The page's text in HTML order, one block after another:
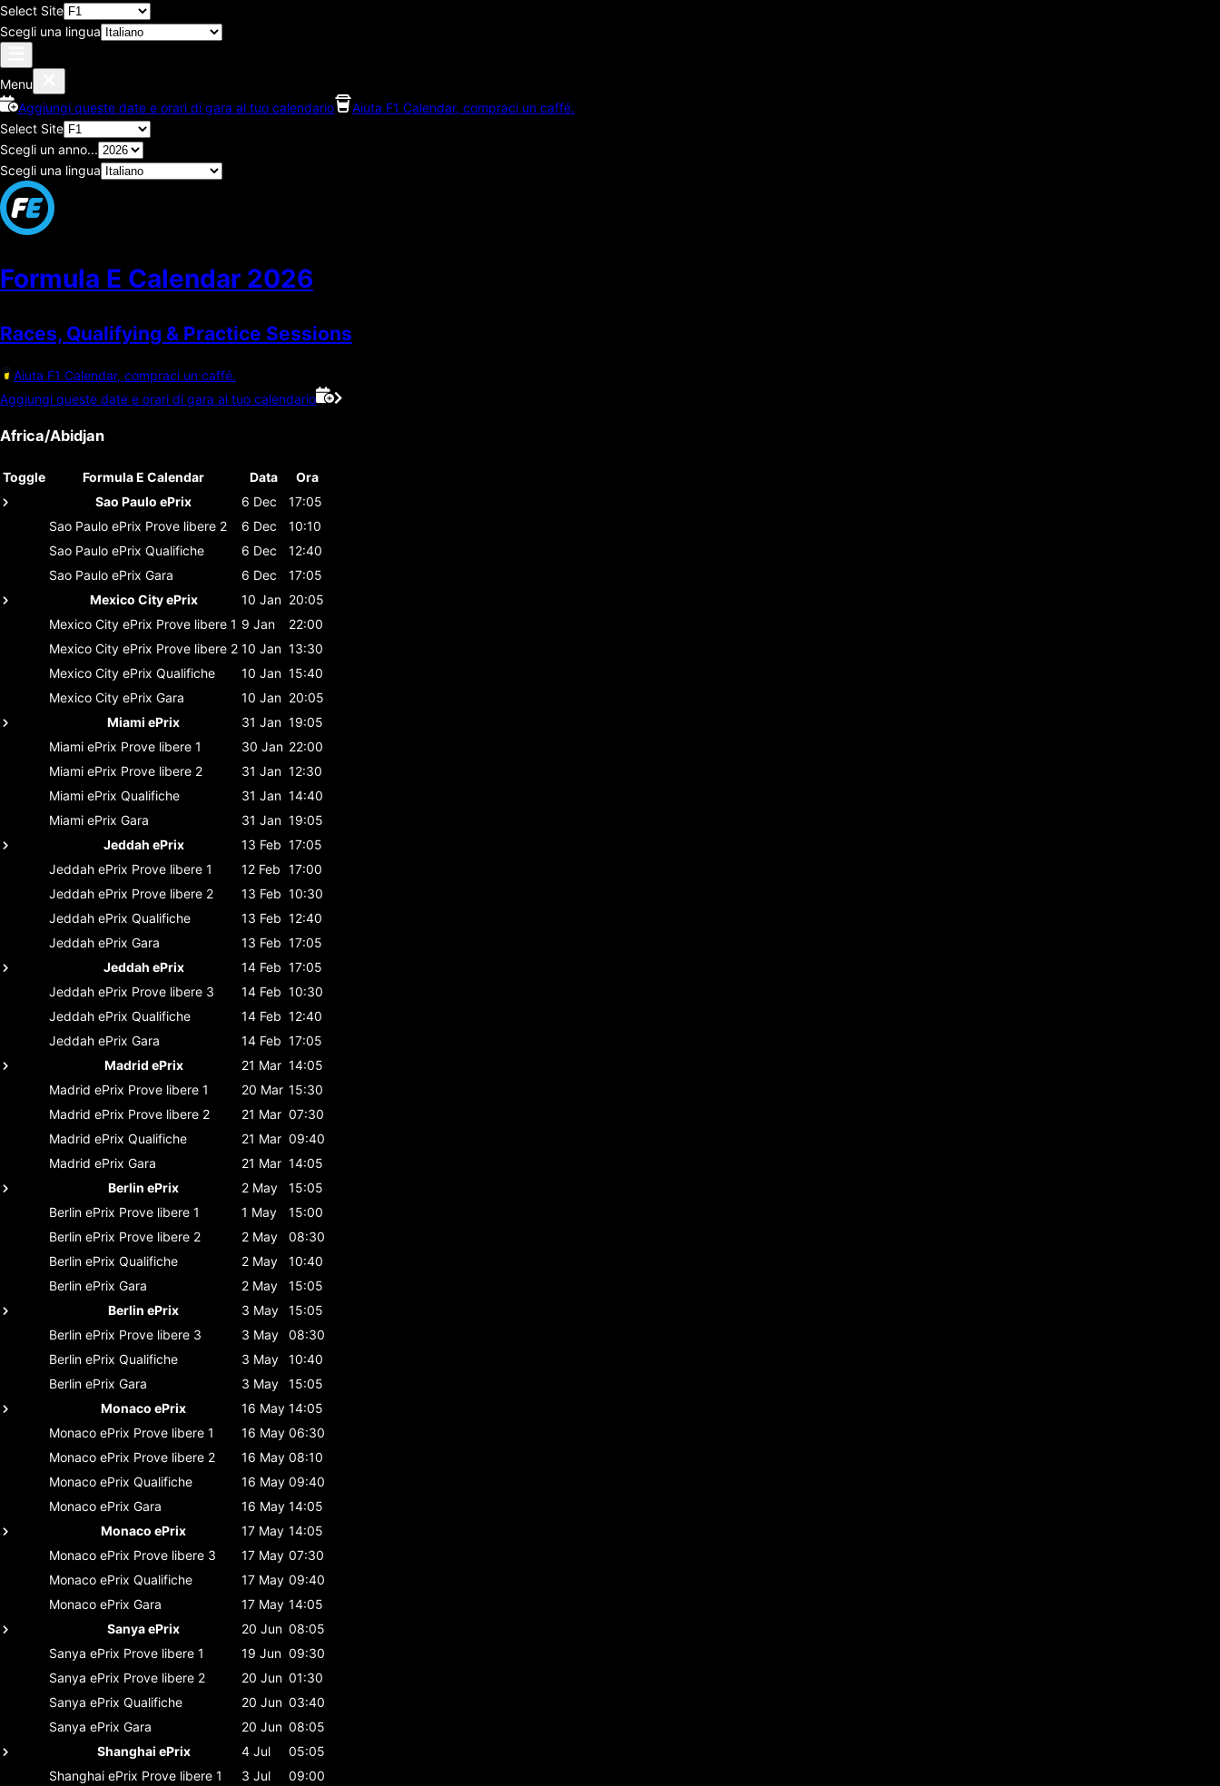
Select Site
Scegli una lingua
Menu
Aggiungi queste date e orari di gara al tuo calendario
Aiuta F1 Calendar, compraci un caffé.
Select Site
Scegli un anno...
Scegli una lingua
Formula E Calendar 2026
Races, Qualifying & Practice Sessions
Aiuta F1 Calendar, compraci un caffé.
Aggiungi queste date e orari di gara al tuo calendario
Africa/Abidjan
Toggle Formula E Calendar Data
Ora
Sao Paulo ePrix
6 Dec
17:05
Sao Paulo ePrix Prove libere 2 6 Dec
10:10
Sao Paulo ePrix Qualifiche 6 Dec
12:40
Sao Paulo ePrix Gara 6 Dec
17:05
Mexico City ePrix
10 Jan 20:05
Mexico City ePrix Prove libere 1 9 Jan
22:00
Mexico City ePrix Prove libere 2 10 Jan 13:30
Mexico City ePrix Qualifiche 10 Jan 15:40
Mexico City ePrix Gara 10 Jan 20:05
Miami ePrix
31 Jan 19:05
Miami ePrix Prove libere 1 30 Jan 22:00
Miami ePrix Prove libere 2 31 Jan 12:30
Miami ePrix Qualifiche 31 Jan 14:40
Miami ePrix Gara 31 Jan 19:05
Jeddah ePrix
13 Feb 17:05
Jeddah ePrix Prove libere 1 12 Feb 17:00
Jeddah ePrix Prove libere 2 13 Feb 10:30
Jeddah ePrix Qualifiche 13 Feb 12:40
Jeddah ePrix Gara 13 Feb 17:05
Jeddah ePrix
14 Feb 17:05
Jeddah ePrix Prove libere 3 14 Feb 10:30
Jeddah ePrix Qualifiche 14 Feb 12:40
Jeddah ePrix Gara 14 Feb 17:05
Madrid ePrix
21 Mar 14:05
Madrid ePrix Prove libere 1 20 Mar 15:30
Madrid ePrix Prove libere 2 21 Mar 07:30
Madrid ePrix Qualifiche 21 Mar 09:40
Madrid ePrix Gara 21 Mar 14:05
Berlin ePrix
2 May
15:05
Berlin ePrix Prove libere 1 1 May
15:00
Berlin ePrix Prove libere 2 2 May
08:30
Berlin ePrix Qualifiche 2 May
10:40
Berlin ePrix Gara 2 May
15:05
Berlin ePrix
3 May
15:05
Berlin ePrix Prove libere 3 3 May
08:30
Berlin ePrix Qualifiche 3 May
10:40
Berlin ePrix Gara 3 May
15:05
Monaco ePrix
16 May 14:05
Monaco ePrix Prove libere 1 16 May 06:30
Monaco ePrix Prove libere 2 16 May 08:10
Monaco ePrix Qualifiche 16 May 09:40
Monaco ePrix Gara 16 May 14:05
Monaco ePrix
17 May 14:05
Monaco ePrix Prove libere 3 17 May 07:30
Monaco ePrix Qualifiche 17 May 09:40
Monaco ePrix Gara 17 May 14:05
Sanya ePrix
20 Jun 08:05
Sanya ePrix Prove libere 1 19 Jun 09:30
Sanya ePrix Prove libere 2 20 Jun 01:30
Sanya ePrix Qualifiche 20 Jun 03:40
Sanya ePrix Gara 20 Jun 08:05
Shanghai ePrix
4 Jul
05:05
Shanghai ePrix Prove libere 1 3 Jul
09:00